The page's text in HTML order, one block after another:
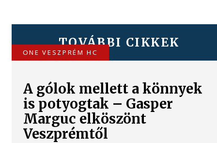
TOVÁBBI CIKKEK
ONE VESZPRÉM HC
A gólok mellett a könnyek
is potyogtak – Gasper
Marguc elköszönt
Veszprémtől